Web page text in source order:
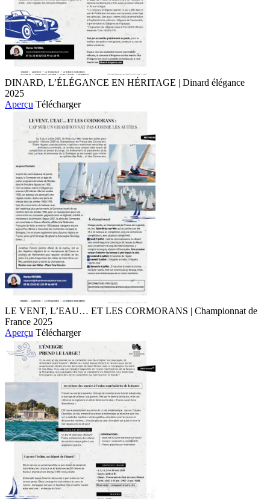
DINARD, L’ÉLÉGANCE EN HÉRITAGE | Dinard élégance
2025
Aperçu Télécharger
LE VENT, L’EAU… ET LES CORMORANS | Championnat de
France 2025
Aperçu Télécharger